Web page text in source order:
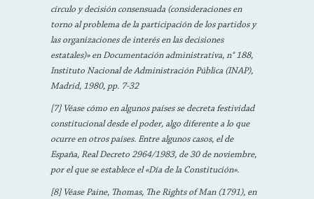
círculo y decisión consensuada (consideraciones en
torno al problema de la participación de los partidos y
las organizaciones de interés en las decisiones
estatales)» en Documentación administrativa, n° 188,
Instituto Nacional de Administración Pública (INAP),
Madrid, 1980, pp. 7-32
[7] Véase cómo en algunos países se decreta festividad
constitucional desde el poder, algo diferente a lo que
ocurre en otros países. Entre algunos casos, el de
España, Real Decreto 2964/1983, de 30 de noviembre,
por el que se establece el «Día de la Constitución».
[8] Véase Paine, Thomas, The Rights of Man (1791), en